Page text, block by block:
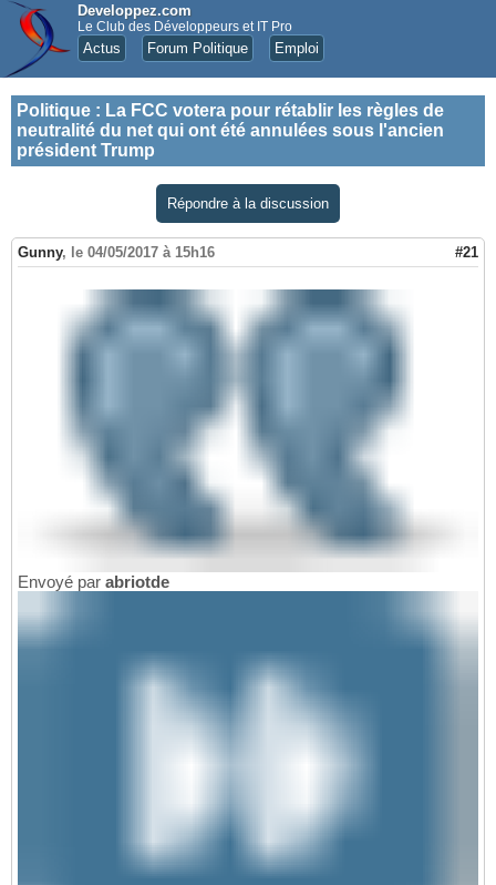
Developpez.com
Le Club des Développeurs et IT Pro
Actus Forum Politique Emploi
Politique : La FCC votera pour rétablir les règles de
neutralité du net qui ont été annulées sous l'ancien
président Trump
Répondre à la discussion
Gunny, le 04/05/2017 à 15h16 #21
Envoyé par abriotde